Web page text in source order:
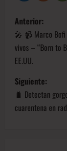
Anterior:
🎤 📹 Marco Bofi
vivos – “Born to
EE.UU.
Siguiente:
🐛 Detectan
cuarentena en